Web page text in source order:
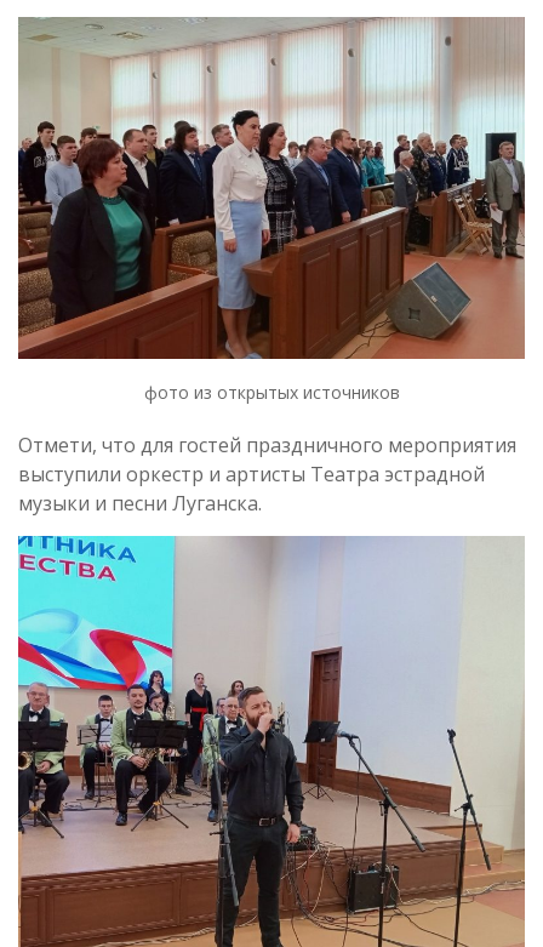
фото из открытых источников
Отмети, что для гостей праздничного мероприятия
выступили оркестр и артисты Театра эстрадной
музыки и песни Луганска.